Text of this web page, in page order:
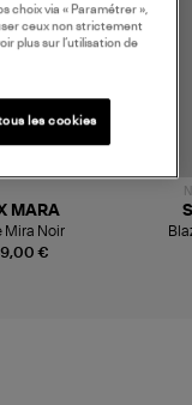
€
MARA
Mira Noir
choix via « Paramétrer »,
ceux non strictement
plus sur l’utilisation de
les cookies